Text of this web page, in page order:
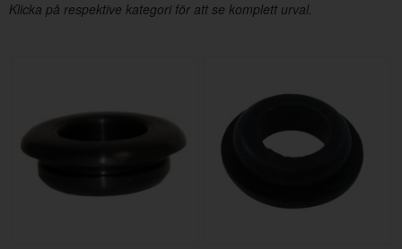
Klicka på respektive kategori för att se komplett urval.